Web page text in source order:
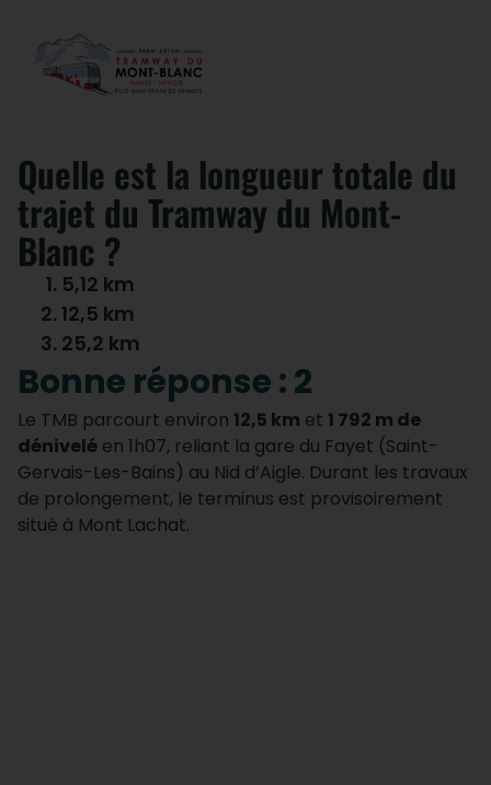
Quelle est la longueur totale du
trajet du Tramway du Mont-
Blanc ?
5,12 km
12,5 km
25,2 km
Bonne réponse : 2
Le TMB parcourt environ 12,5 km et 1 792 m de
dénivelé en 1h07, reliant la gare du Fayet (Saint-
Gervais-Les-Bains) au Nid d’Aigle. Durant les travaux
de prolongement, le terminus est provisoirement
situé à Mont Lachat.